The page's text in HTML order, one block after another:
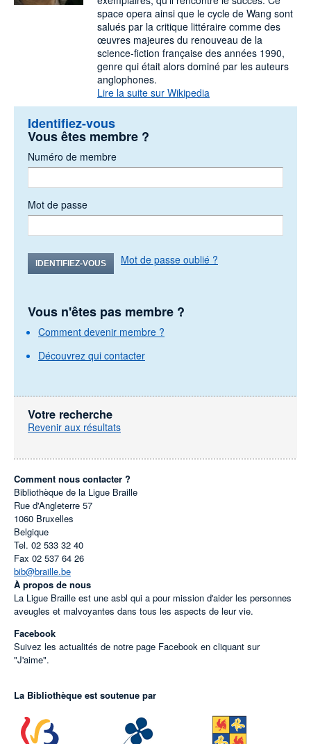
space opera ainsi que le cycle de Wang sont
salués par la critique littéraire comme des
œuvres majeures du renouveau de la
science-fiction française des années 1990,
genre qui était alors dominé par les auteurs
anglophones.
Lire la suite sur Wikipedia
Identifiez-vous
Vous êtes membre ?
Numéro de membre
Mot de passe
IDENTIFIEZ-VOUS Mot de passe oublié ?
Vous n'êtes pas membre ?
Comment devenir membre ?
Découvrez qui contacter
Votre recherche
Revenir aux résultats
Comment nous contacter ?
Bibliothèque de la Ligue Braille
Rue d'Angleterre 57
1060 Bruxelles
Belgique
Tel. 02 533 32 40
Fax 02 537 64 26
bib@braille.be
À propos de nous
La Ligue Braille est une asbl qui a pour mission d'aider les personnes
aveugles et malvoyantes dans tous les aspects de leur vie.
Facebook
Suivez les actualités de notre page Facebook en cliquant sur
"J'aime".
La Bibliothèque est soutenue par